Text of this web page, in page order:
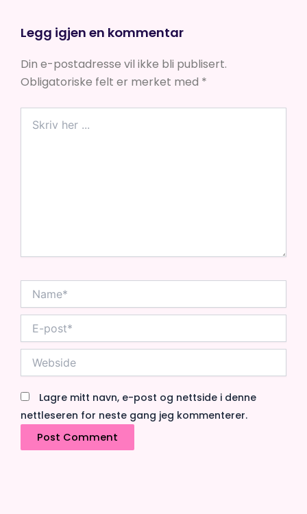
Legg igjen en kommentar
Din e-postadresse vil ikke bli publisert.
Obligatoriske felt er merket med *
her
Name*
post*
Webside
Lagre mitt navn, e-post og nettside i denne
nettleseren for neste gang jeg kommenterer.